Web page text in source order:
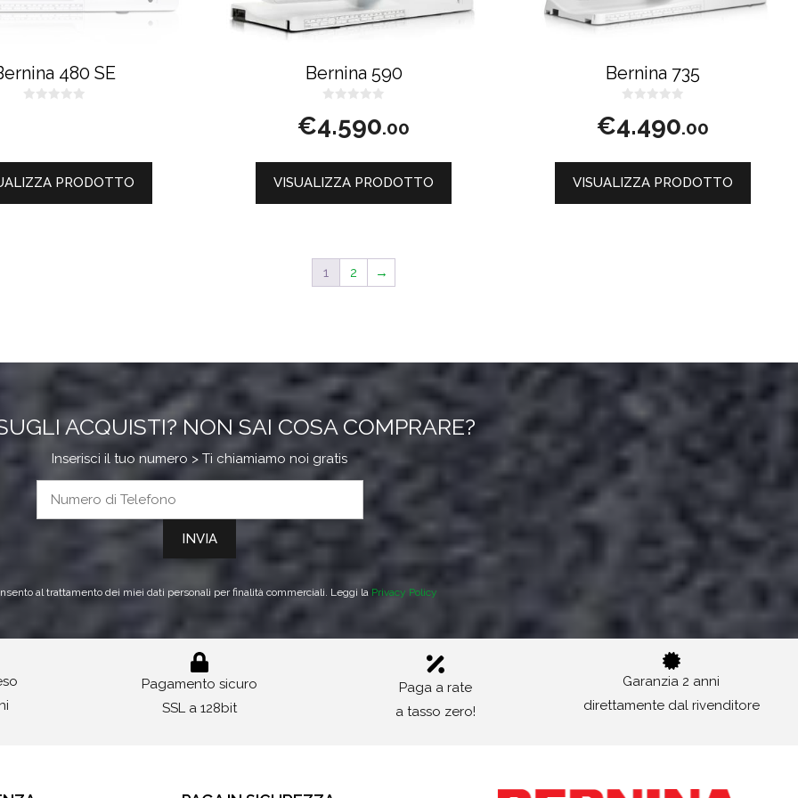
480 SE
PRODOTTO
Bernina 590
s
u
€4.590.00
VISUALIZZA PRODOTTO
Bernina 735
s
u
€4.490.00
VISUALIZZA PRODOTTO
1 2 →
ACQUISTI? NON SAI COSA COMPRARE?
Inserisci il tuo numero > Ti chiamiamo noi gratis
al trattamento dei miei dati personali per finalità commerciali. Leggi la Privacy Policy
Pagamento sicuro
SSL a 128bit
Paga a rate
a tasso zero!
Garanzia 2 anni
direttamente dal rivenditore